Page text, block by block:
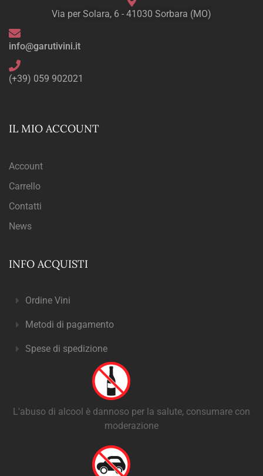
Via per Solara, 6 - 41030 Sorbara (MO)
info@garutivini.it
(+39) 059 902021
IL MIO ACCOUNT
Account
Carrello
Contatti
News
INFO ACQUISTI
Ordine Vini
Metodi di pagamento
Spese di spedizione
L'abuso di alcool è dannoso per la salute, consumare con
moderazione